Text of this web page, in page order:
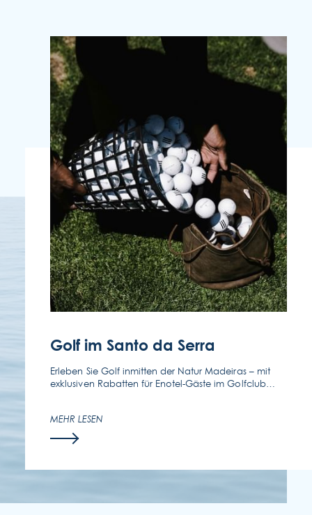
9004-576 Funchal
Região Autónoma da Madeira - Portugal
COOKIES
FOLGEN SIE UNS
KONTAKTIEREN SIE UNS
Golf im Santo da Serra
Erleben Sie Golf inmitten der Natur Madeiras – mit
exklusiven Rabatten für Enotel-Gäste im Golfclub
MEHR LESEN